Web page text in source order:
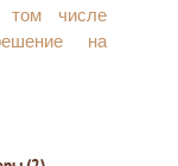
или
том числе
на
в
объекта